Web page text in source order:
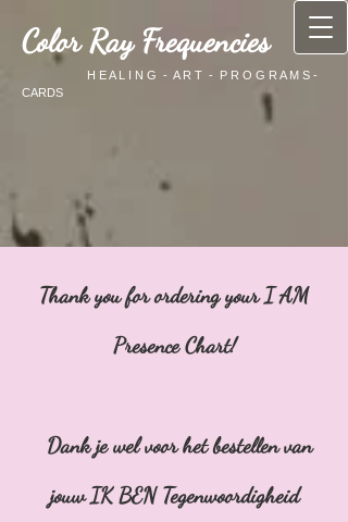
Color Ray Frequencies
H E A L I N G - A R T - P R O G R A M S -
CARDS
Thank you for ordering your I AM
Presence Chart!
Dank je wel voor het bestellen van
jouw IK BEN Tegenwoordigheid